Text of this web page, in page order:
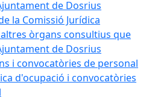
de Dosrius
la Comissió Jurídica
òrgans consultius que
de Dosrius
i convocatòries de personal
d'ocupació i convocatòries